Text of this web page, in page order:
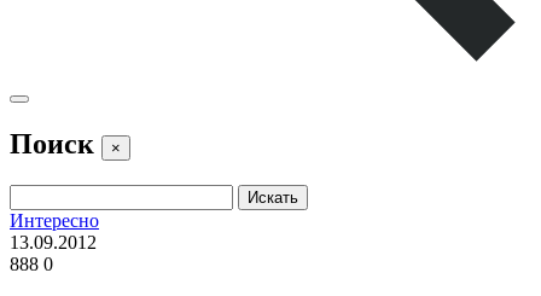
Поиск ×
Интересно
13.09.2012
888 0